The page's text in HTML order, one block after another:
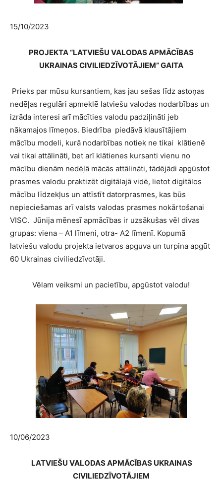
15/10/2023
PROJEKTA “LATVIEŠU VALODAS APMĀCĪBAS
UKRAINAS CIVILIEDZĪVOTĀJIEM” GAITA
Prieks par mūsu kursantiem, kas jau sešas līdz astoņas
nedēļas regulāri apmeklē latviešu valodas nodarbības un
izrāda interesi arī mācīties valodu padziļināti jeb
nākamajos līmeņos. Biedrība piedāvā klausītājiem
mācību modeli, kurā nodarbības notiek ne tikai klātienē
vai tikai attālināti, bet arī klātienes kursanti vienu no
mācību dienām nedēļā mācās attālināti, tādējādi apgūstot
prasmes valodu praktizēt digitālajā vidē, lietot digitālos
mācību līdzekļus un attīstīt datorprasmes, kas būs
nepieciešamas arī valsts valodas prasmes nokārtošanai
VISC. Jūnija mēnesī apmācības ir uzsākušas vēl divas
grupas: viena – A1 līmeni, otra- A2 līmenī. Kopumā
latviešu valodu projekta ietvaros apguva un turpina apgūt
60 Ukrainas civiliedzīvotāji.
Vēlam veiksmi un pacietību, apgūstot valodu!
10/06/2023
LATVIEŠU VALODAS APMĀCĪBAS UKRAINAS
CIVILIEDZĪVOTĀJIEM